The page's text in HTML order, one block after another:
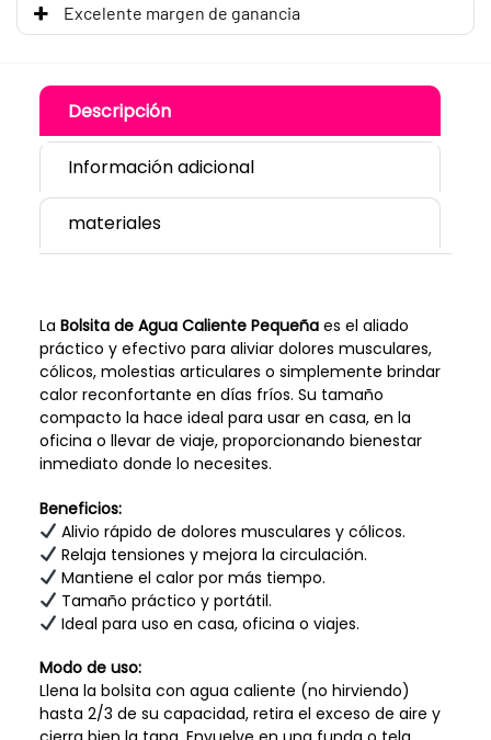
Excelente margen de ganancia
Descripción
Información adicional
materiales
La Bolsita de Agua Caliente Pequeñaes el aliado
práctico y efectivo para aliviar dolores musculares,
cólicos, molestias articulares o simplemente brindar
calor reconfortante en días fríos. Su tamaño
compacto la hace ideal para usar en casa, en la
oficina o llevar de viaje, proporcionando bienestar
inmediato donde lo necesites.
Beneficios:
Alivio rápido de dolores musculares y cólicos.
Relaja tensiones y mejora la circulación.
Mantiene el calor por más tiempo.
Tamaño práctico y portátil.
Ideal para uso en casa, oficina o viajes.
Modo de uso:
Llena la bolsita con agua caliente (no hirviendo)
hasta 2/3 de su capacidad, retira el exceso de aire y